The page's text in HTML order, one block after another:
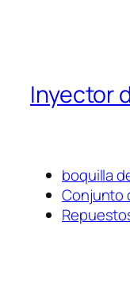
Inyector
boquilla
Conjunto